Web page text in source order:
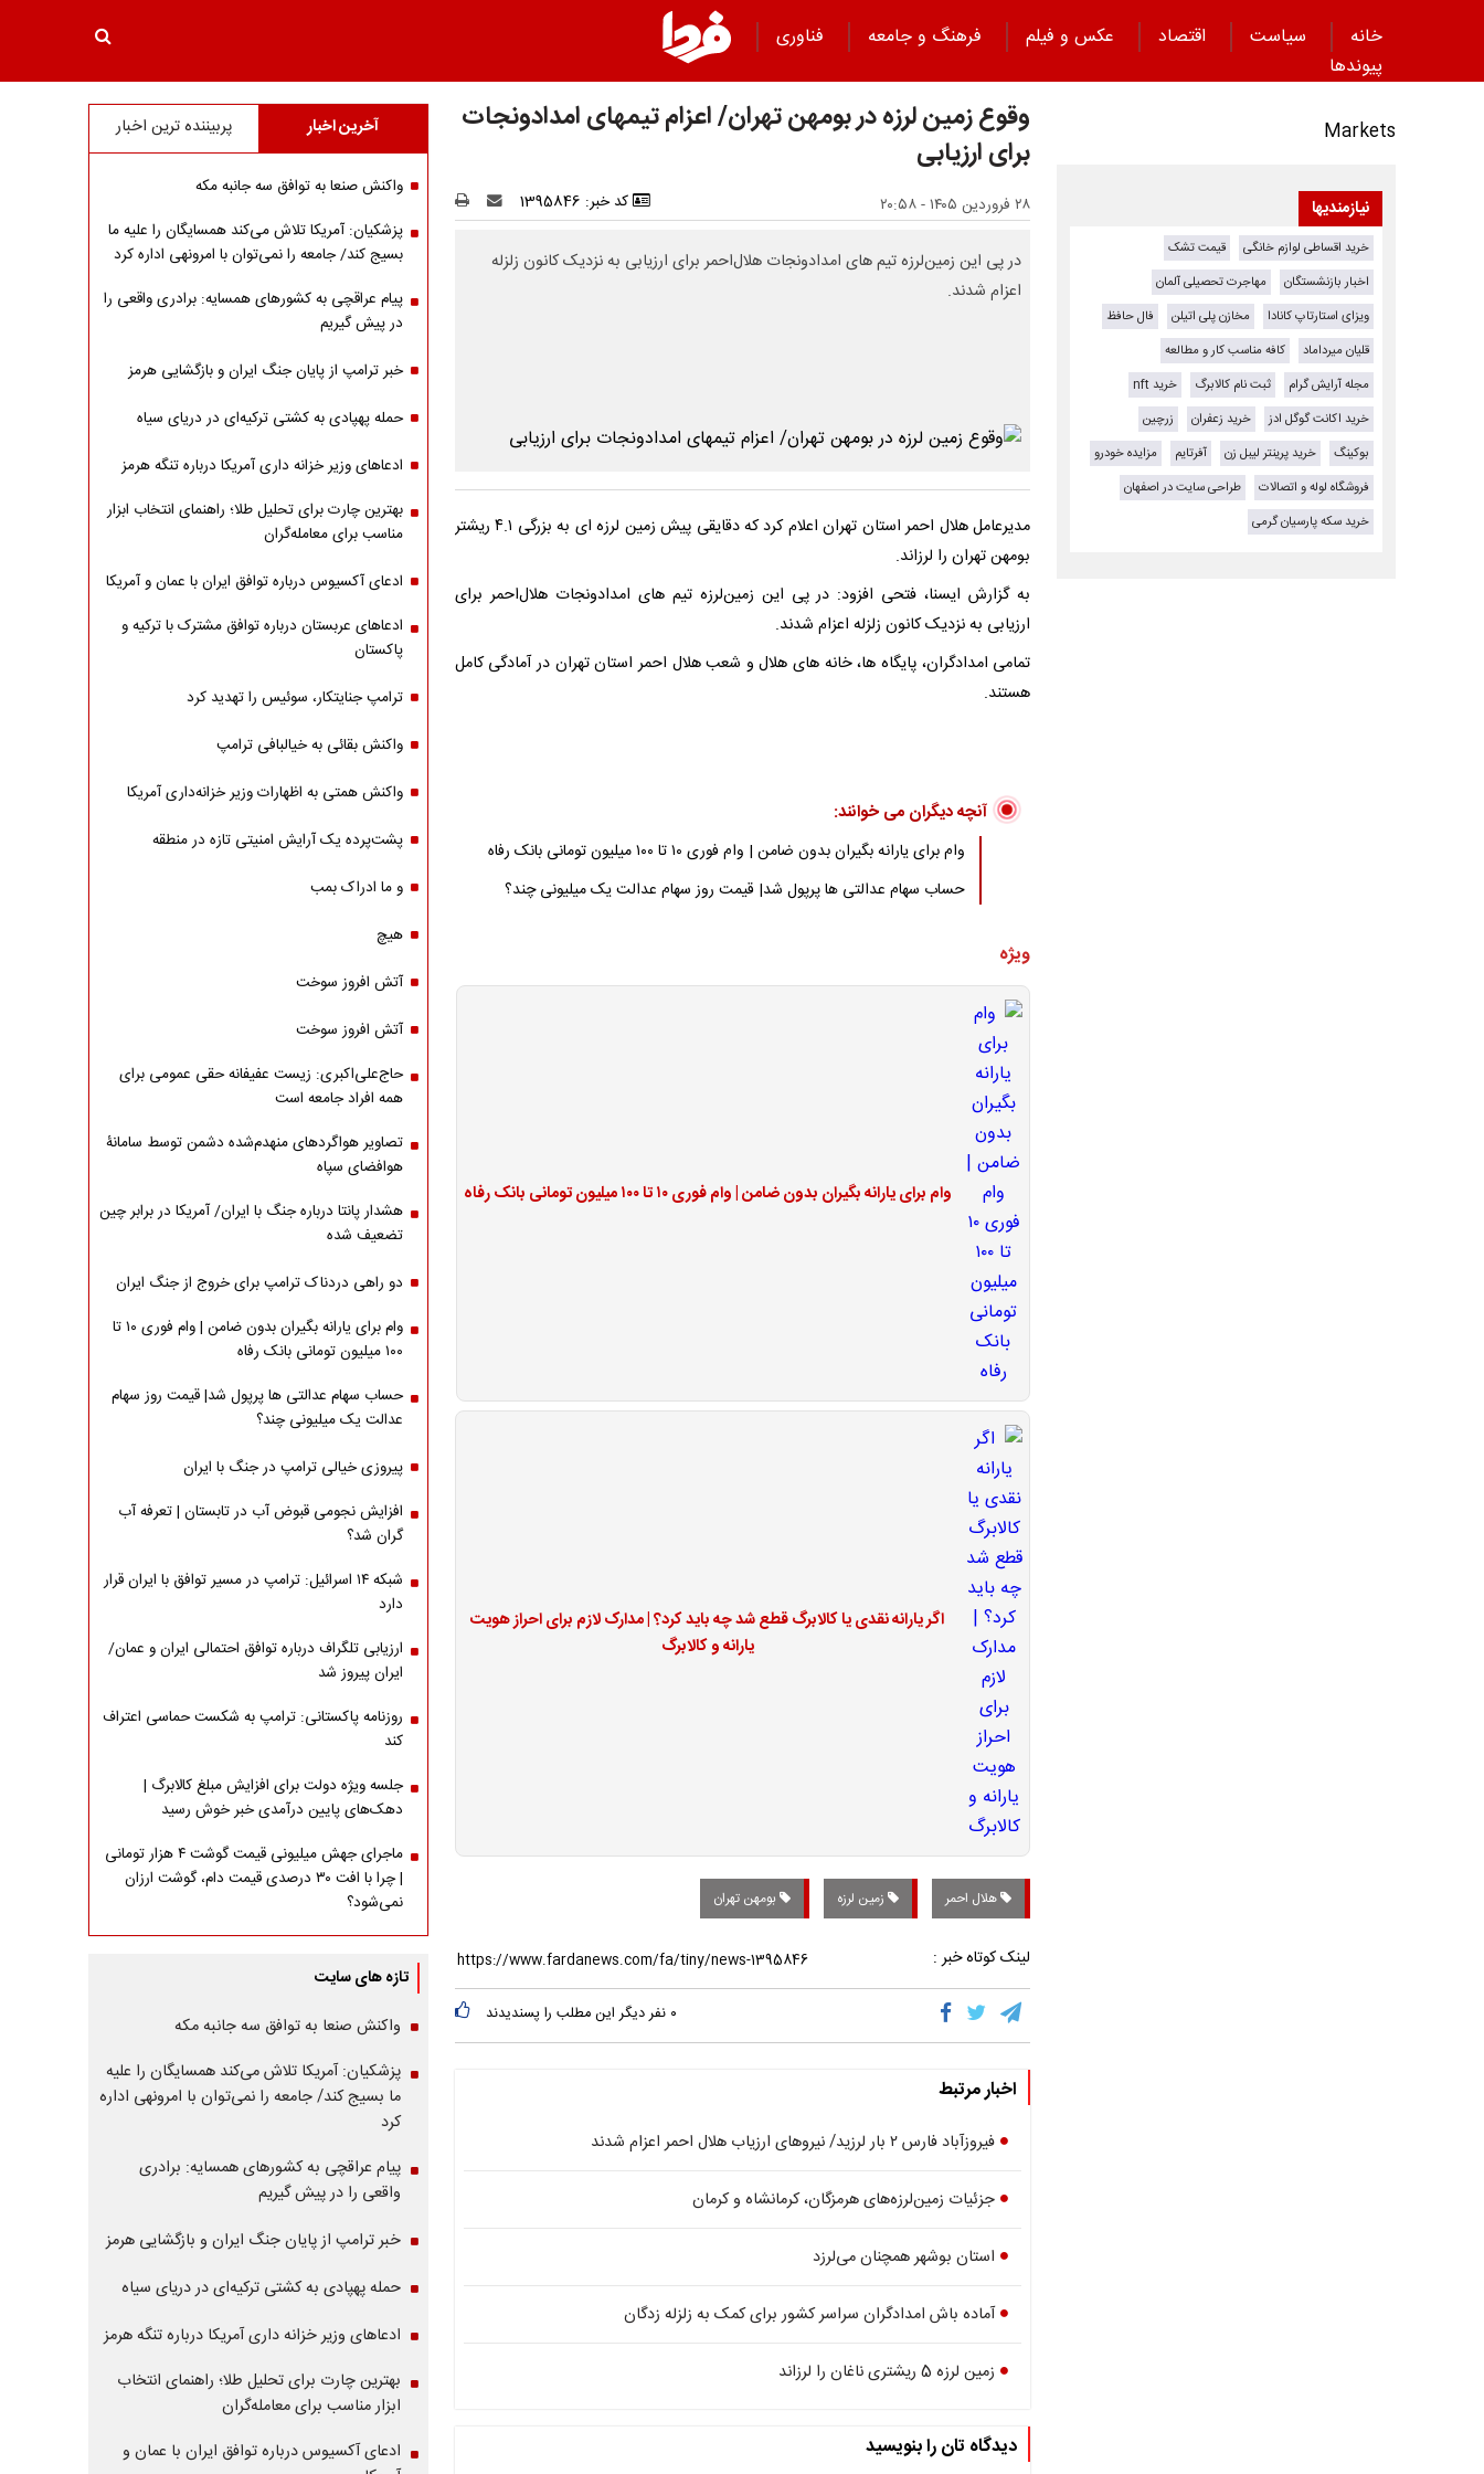
خانه سیاست اقتصاد عکس و فیلم فرهنگ و جامعه
فناوری
پیوند‌ها
وقوع زمین لرزه در بومهن تهران/ اعزام تیمهای امدادونجات
برای ارزیابی
۲۸ فروردین ۱۴۰۵ - ۲۰:۵۸ کد خبر: 1395846
در پی این زمین‌لرزه تیم های امدادونجات هلال‌احمر برای ارزیابی به نزدیک کانون زلزله
اعزام شدند.
مدیرعامل هلال احمر استان تهران اعلام کرد که دقایقی پیش زمین لرزه ای به بزرگی ۴.۱ ریشتر
بومهن تهران را لرزاند.
به گزارش ایسنا، فتحی افزود: در پی این زمین‌لرزه تیم های امدادونجات هلال‌احمر برای
ارزیابی به نزدیک کانون زلزله اعزام شدند.
تمامی امدادگران، پایگاه ها، خانه های هلال و شعب هلال احمر استان تهران در آمادگی کامل
هستند.
آنچه دیگران می خوانند:
وام برای یارانه بگیران بدون ضامن | وام فوری ۱۰ تا ۱۰۰ میلیون تومانی بانک رفاه
حساب سهام عدالتی ها پرپول شد| قیمت روز سهام عدالت یک میلیونی چند؟
ویژه
وام برای یارانه بگیران بدون ضامن | وام فوری ۱۰ تا ۱۰۰ میلیون تومانی بانک رفاه
اگر یارانه نقدی یا کالابرگ قطع شد چه باید کرد؟ | مدارک لازم برای احراز هویت
یارانه و کالابرگ
هلال احمر زمین لرزه بومهن تهران
لینک کوتاه خبر :
۰ نفر دیگر این مطلب را پسندیدند
اخبار مرتبط
فیروزآباد فارس ۲ بار لرزید/ نیروهای ارزیاب هلال احمر اعزام شدند
جزئیات زمین‌لرزه‌های هرمزگان، کرمانشاه و کرمان
استان بوشهر همچنان می‌لرزد
آماده باش امدادگران سراسر کشور برای کمک به زلزله زدگان
زمین لرزه 5 ریشتری ناغان را لرزاند
دیدگاه تان را بنویسید
Markets
نیازمندیها
خرید اقساطی لوازم خانگی
قیمت تشک
اخبار بازنشستگان
مهاجرت تحصیلی آلمان
ویزای استارتاپ کانادا
مخازن پلی اتیلن
فال حافظ
قلیان میرداماد
کافه مناسب کار و مطالعه
مجله آرایش گرام
ثبت نام کالابرگ
خرید nft
خرید اکانت گوگل ادز
خرید زعفران
زرچین
بوکینگ
خرید پرینتر لیبل زن آفرتایم
مزایده خودرو
فروشگاه لوله و اتصالات
طراحی سایت در اصفهان
خرید سکه پارسیان گرمی
آخرین اخبار پربیننده ترین اخبار
واکنش صنعا به توافق سه جانبه مکه
پزشکیان: آمریکا تلاش می‌کند همسایگان را علیه ما
بسیج کند/ جامعه را نمی‌توان با امرونهی اداره کرد
پیام عراقچی به کشورهای همسایه: برادری واقعی را
در پیش گیریم
خبر ترامپ از پایان جنگ ایران و بازگشایی هرمز
حمله پهپادی به کشتی ترکیه‌ای در دریای سیاه
ادعاهای وزیر خزانه داری آمریکا درباره تنگه هرمز
بهترین چارت برای تحلیل طلا؛ راهنمای انتخاب ابزار
مناسب برای معامله‌گران
ادعای آکسیوس درباره توافق ایران با عمان و آمریکا
ادعاهای عربستان درباره توافق مشترک با ترکیه و
پاکستان
ترامپ جنایتکار، سوئیس را تهدید کرد
واکنش بقائی به خیالبافی ترامپ
واکنش همتی به اظهارات وزیر خزانه‌داری آمریکا
پشت‌پرده یک آرایش امنیتی تازه در منطقه
و ما ادراک بمب
هیچ
آتش افروز سوخت
آتش افروز سوخت
حاج‌علی‌اکبری: زیست عفیفانه حقی عمومی برای
همه افراد جامعه است
تصاویر هواگردهای منهدم‌شده دشمن توسط سامانۀ
هوافضای سپاه
هشدار پانتا درباره جنگ با ایران/ آمریکا در برابر چین
تضعیف شده
دو راهی دردناک ترامپ برای خروج از جنگ ایران
وام برای یارانه بگیران بدون ضامن | وام فوری ۱۰ تا
۱۰۰ میلیون تومانی بانک رفاه
حساب سهام عدالتی ها پرپول شد| قیمت روز سهام
عدالت یک میلیونی چند؟
پیروزی خیالی ترامپ در جنگ با ایران
افزایش نجومی قبوض آب در تابستان | تعرفه آب
گران شد؟
شبکه ۱۴ اسرائیل: ترامپ در مسیر توافق با ایران قرار
دارد
ارزیابی تلگراف درباره توافق احتمالی ایران و عمان/
ایران پیروز شد
روزنامه پاکستانی: ترامپ به شکست حماسی اعتراف
کند
جلسه ویژه دولت برای افزایش مبلغ کالابرگ |
دهک‌های پایین درآمدی خبر خوش رسید
ماجرای جهش میلیونی قیمت گوشت ۴ هزار تومانی
| چرا با افت ۳۰ درصدی قیمت دام، گوشت ارزان
نمی‌شود؟
تازه های سایت
واکنش صنعا به توافق سه جانبه مکه
پزشکیان: آمریکا تلاش می‌کند همسایگان را علیه
ما بسیج کند/ جامعه را نمی‌توان با امرونهی اداره
کرد
پیام عراقچی به کشورهای همسایه: برادری
واقعی را در پیش گیریم
خبر ترامپ از پایان جنگ ایران و بازگشایی هرمز
حمله پهپادی به کشتی ترکیه‌ای در دریای سیاه
ادعاهای وزیر خزانه داری آمریکا درباره تنگه هرمز
بهترین چارت برای تحلیل طلا؛ راهنمای انتخاب
ابزار مناسب برای معامله‌گران
ادعای آکسیوس درباره توافق ایران با عمان و